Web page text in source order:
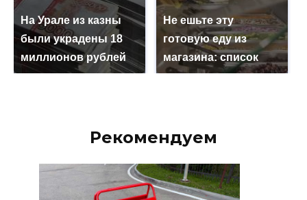
На Урале из казны
были украдены 18
миллионов рублей
Не ешьте эту
готовую еду из
магазина: список
Рекомендуем